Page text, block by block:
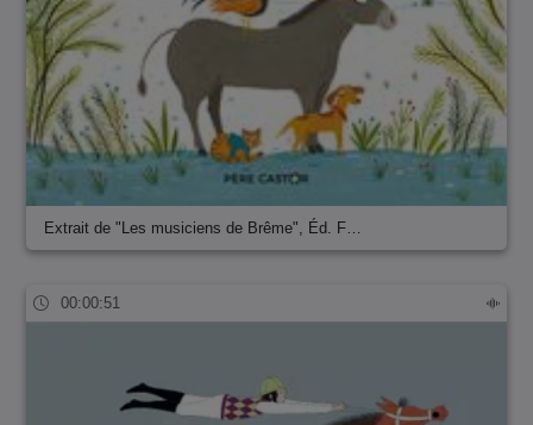
Extrait de "Les musiciens de Brême", Éd. F…
00:00:51